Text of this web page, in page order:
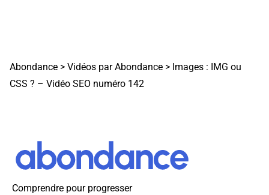
Abondance > Vidéos par Abondance > Images : IMG ou
CSS ? – Vidéo SEO numéro 142
Comprendre pour progresser